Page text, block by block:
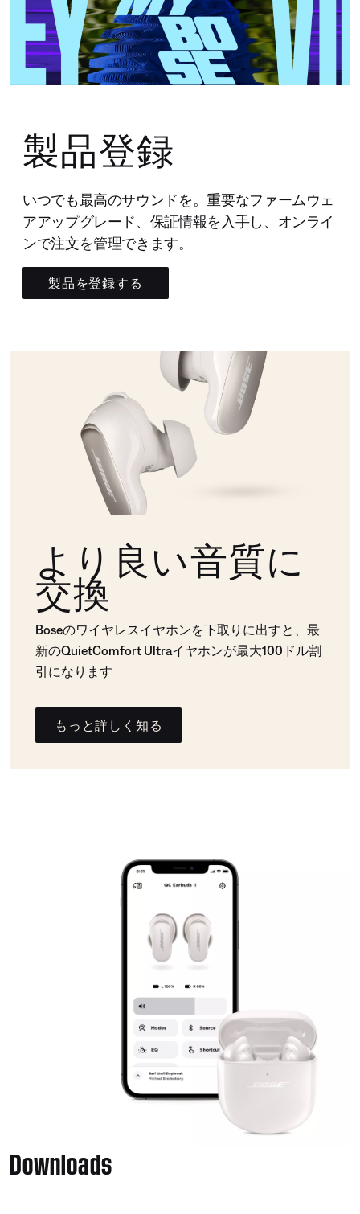
製品登録
いつでも最高のサウンドを。重要なファームウェ
アアップグレード、保証情報を入手し、オンライ
ンで注文を管理できます。
製品を登録する
より良い音質に
交換
Boseのワイヤレスイヤホンを下取りに出すと、最
新のQuietComfort Ultraイヤホンが最大100ドル割
引になります
もっと詳しく知る
Downloads